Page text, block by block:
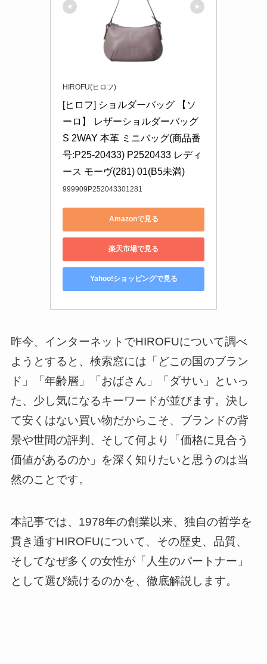
HIROFU(ヒロフ)
[ヒロフ] ショルダーバッグ 【ソ
ーロ】 レザーショルダーバッグ
S 2WAY 本革 ミニバッグ(商品番
号:P25-20433) P2520433 レディ
ース モーヴ(281) 01(B5未満)
999909P252043301281
Amazonで見る
楽天市場で見る
Yahoo!ショッピングで見る
昨今、インターネットでHIROFUについて調べ
ようとすると、検索窓には「どこの国のブラン
ド」「年齢層」「おばさん」「ダサい」といっ
た、少し気になるキーワードが並びます。決し
て安くはない買い物だからこそ、ブランドの背
景や世間の評判、そして何より「価格に見合う
価値があるのか」を深く知りたいと思うのは当
然のことです。
本記事では、1978年の創業以来、独自の哲学を
貫き通すHIROFUについて、その歴史、品質、
そしてなぜ多くの女性が「人生のパートナー」
として選び続けるのかを、徹底解説します。